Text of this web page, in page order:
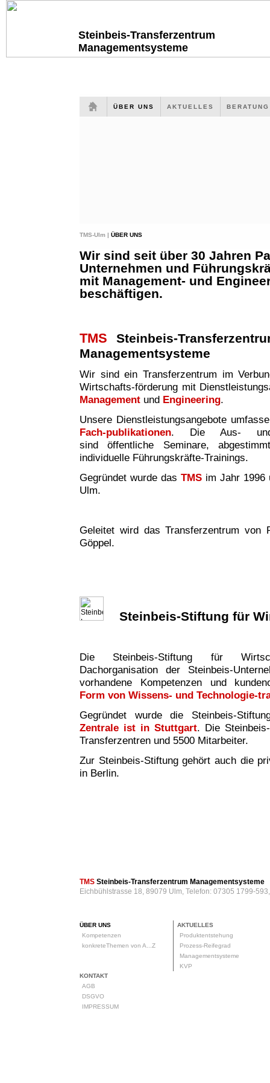
Steinbeis-Transferzentrum
Managementsysteme
ÜBER UNS AKTUELLES
TMS-Ulm | ÜBER UNS
Wir sind seit über 30 Jahren
Unternehmen und
mit Management- und
beschäftigen.
TMS
Steinbeis-
Managementsysteme
Wir sind ein Transferzentrum im
Wirtschafts-förderung mit
Management und Engineering.
Unsere Dienstleistungsangebote
Fach-publikationen. Die Aus- und
sindöffentliche Seminare,
individuelle Führungskräfte-Trainings.
Gegründet wurde das TMS im Jahr
Ulm.
Geleitet wird das Transferzentrum von
Göppel.
Steinbeis-Stiftung für
Die Steinbeis-Stiftung für
Dachorganisation der Steinbeis-
vorhandene Kompetenzen und
Form von Wissens- und Technologie-
Gegründet wurde die Steinbeis-
Zentrale ist in Stuttgart. Die
Transferzentren und 5500 Mitarbeiter.
Zur Steinbeis-Stiftung gehört auch die
in Berlin.
TMS Steinbeis-Transferzentrum Managementsysteme
Eichbühlstrasse 18, 89079 Ulm, Telefon: 07305 1799-
ÜBER UNS
Kompetenzen
konkreteThemen von A...Z
AKTUELLES
Produktentstehung
Prozess-Reifegrad
Managementsysteme
KVP
KONTAKT
AGB
DSGVO
IMPRESSUM